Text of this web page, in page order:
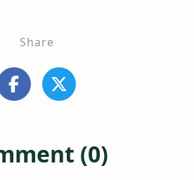
Share
(0)